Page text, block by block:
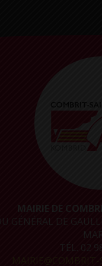
MAIRIE DE
GÉNÉRAL DE
TÉL. 02